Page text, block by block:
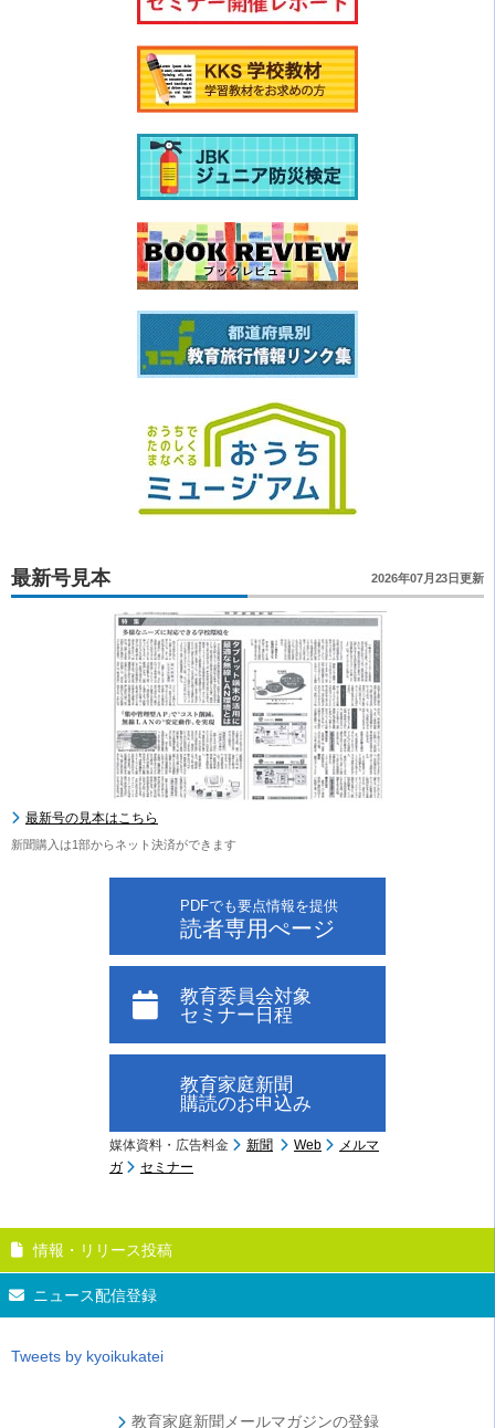
最新号見本 2026年07月23日更新
最新号の見本はこちら
新聞購入は1部からネット決済ができます
PDFでも要点情報を提供
読者専用ぺージ
教育委員会対象
セミナー日程
教育家庭新聞
購読のお申込み
媒体資料・広告料金 新聞 Web
メルマ
ガ
セミナー
情報・リリース投稿
ニュース配信登録
Tweets by kyoikukatei
教育家庭新聞メールマガジンの登録